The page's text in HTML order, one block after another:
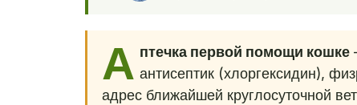
А птечка первой помощи кошке
антисептик (хлоргексидин),
адрес ближайшей круглосуточной